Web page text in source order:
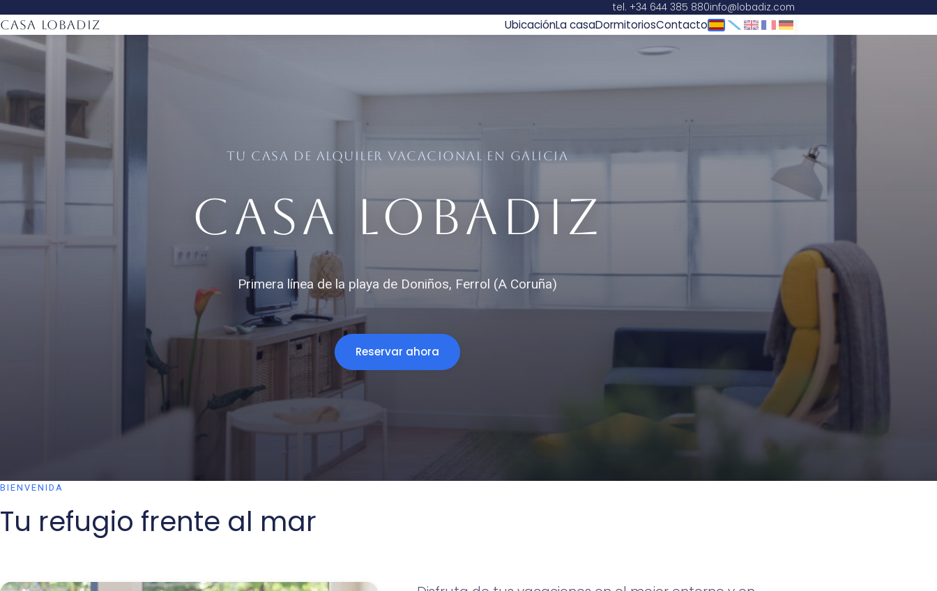
tel. +34 644 385 880info@lobadiz.com
Casa Lobadiz UbicaciónLa casaDormitoriosContactoEspañol
Galego
EnglishFrançais
Deutsch
TU CASA DE ALQUILER VACACIONAL EN GALICIA
Casa Lobadiz
Primera línea de la playa de Doniños, Ferrol (A Coruña)
Reservar ahora
BIENVENIDA
Tu refugio frente al mar